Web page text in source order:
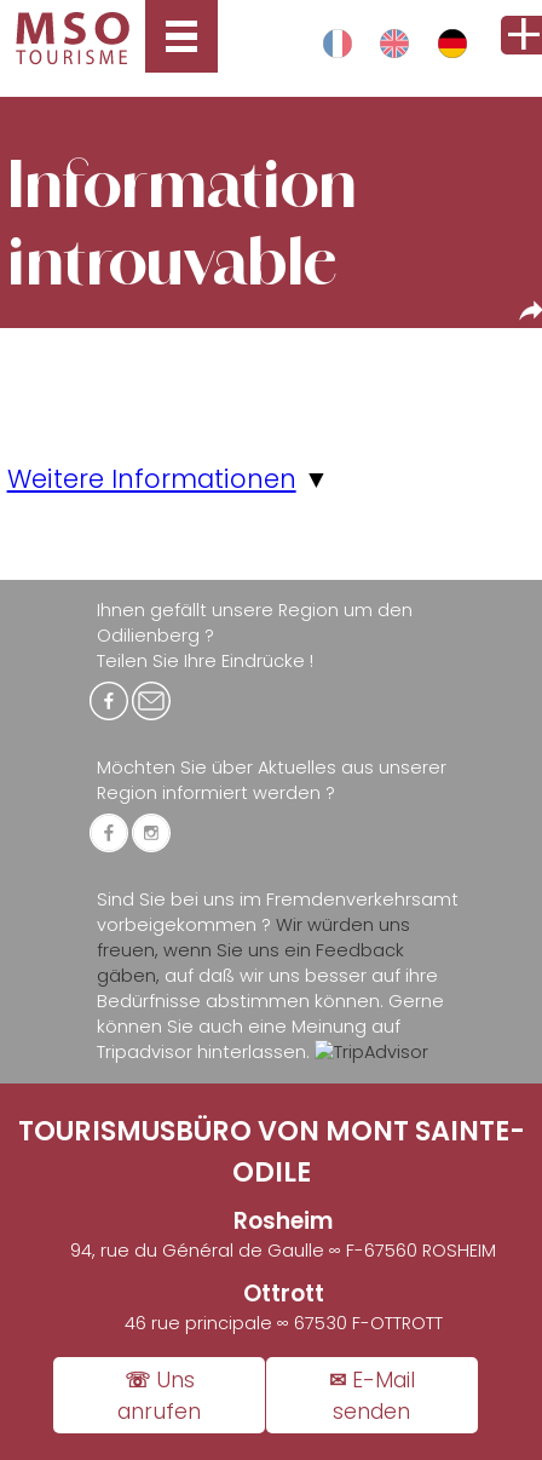
Information
introuvable
Weitere Informationen ▼
Ihnen gefällt unsere Region um den
Odilienberg ?
Teilen Sie Ihre Eindrücke !
Möchten Sie über Aktuelles aus unserer
Region informiert werden ?
Sind Sie bei uns im Fremdenverkehrsamt
vorbeigekommen ? Wir würden uns
freuen, wenn Sie uns ein Feedback
gäben, auf daß wir uns besser auf ihre
Bedürfnisse abstimmen können. Gerne
können Sie auch eine Meinung auf
Tripadvisor hinterlassen.
TOURISMUSBÜRO VON MONT SAINTE-
ODILE
Rosheim
94, rue du Général de Gaulle ∞ F-67560 ROSHEIM
Ottrott
46 rue principale ∞ 67530 F-OTTROTT
☏ Uns
anrufen
✉ E-Mail
senden